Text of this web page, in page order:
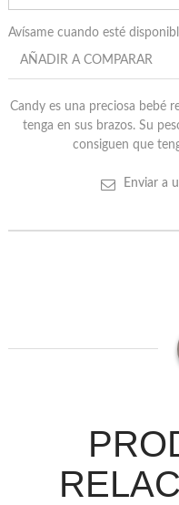
Avísame cuando esté
AÑADIR A COMPARAR
Candy es una preciosa bebé
tenga en sus brazos. Su
consiguen que
Enviar a